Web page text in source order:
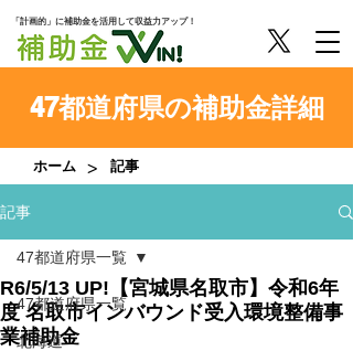
「計画的」に補助金を活用して収益力アップ！
47都道府県の補助金詳細
ホーム > 記事
記事
47都道府県一覧
北海道
47都道府県一覧
R6/5/13 UP!【宮城県名取市】令和6年
度 名取市インバウンド受入環境整備事
業補助金